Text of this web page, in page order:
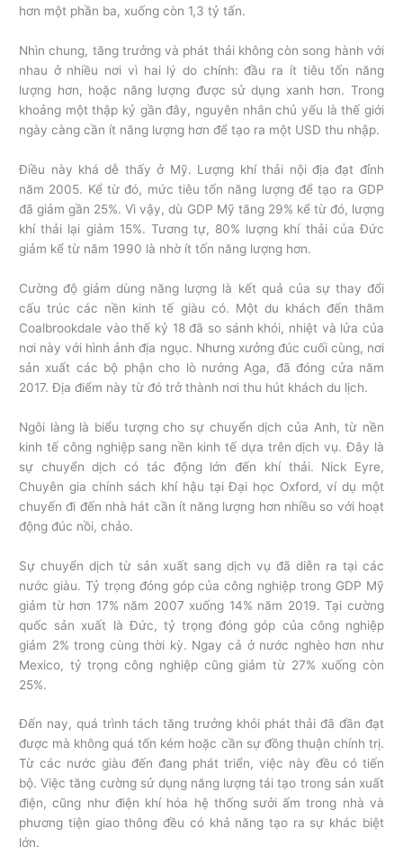
hơn một phần ba, xuống còn 1,3 tỷ tấn.
Nhìn chung, tăng trưởng và phát thải không còn song hành với
nhau ở nhiều nơi vì hai lý do chính: đầu ra ít tiêu tốn năng
lượng hơn, hoặc năng lượng được sử dụng xanh hơn. Trong
khoảng một thập kỷ gần đây, nguyên nhân chủ yếu là thế giới
ngày càng cần ít năng lượng hơn để tạo ra một USD thu nhập.
Điều này khá dễ thấy ở Mỹ. Lượng khí thải nội địa đạt đỉnh
năm 2005. Kể từ đó, mức tiêu tốn năng lượng để tạo ra GDP
đã giảm gần 25%. Vì vậy, dù GDP Mỹ tăng 29% kể từ đó, lượng
khí thải lại giảm 15%. Tương tự, 80% lượng khí thải của Đức
giảm kể từ năm 1990 là nhờ ít tốn năng lượng hơn.
Cường độ giảm dùng năng lượng là kết quả của sự thay đổi
cấu trúc các nền kinh tế giàu có. Một du khách đến thăm
Coalbrookdale vào thế kỷ 18 đã so sánh khói, nhiệt và lửa của
nơi này với hình ảnh địa ngục. Nhưng xưởng đúc cuối cùng, nơi
sản xuất các bộ phận cho lò nướng Aga, đã đóng cửa năm
2017. Địa điểm này từ đó trở thành nơi thu hút khách du lịch.
Ngôi làng là biểu tượng cho sự chuyển dịch của Anh, từ nền
kinh tế công nghiệp sang nền kinh tế dựa trên dịch vụ. Đây là
sự chuyển dịch có tác động lớn đến khí thải. Nick Eyre,
Chuyên gia chính sách khí hậu tại Đại học Oxford, ví dụ một
chuyến đi đến nhà hát cần ít năng lượng hơn nhiều so với hoạt
động đúc nồi, chảo.
Sự chuyển dịch từ sản xuất sang dịch vụ đã diễn ra tại các
nước giàu. Tỷ trọng đóng góp của công nghiệp trong GDP Mỹ
giảm từ hơn 17% năm 2007 xuống 14% năm 2019. Tại cường
quốc sản xuất là Đức, tỷ trọng đóng góp của công nghiệp
giảm 2% trong cùng thời kỳ. Ngay cả ở nước nghèo hơn như
Mexico, tỷ trọng công nghiệp cũng giảm từ 27% xuống còn
25%.
Đến nay, quá trình tách tăng trưởng khỏi phát thải đã đần đạt
được mà không quá tốn kém hoặc cần sự đồng thuận chính trị.
Từ các nước giàu đến đang phát triển, việc này đều có tiến
bộ. Việc tăng cường sử dụng năng lượng tái tạo trong sản xuất
điện, cũng như điện khí hóa hệ thống sưởi ấm trong nhà và
phương tiện giao thông đều có khả năng tạo ra sự khác biệt
lớn.